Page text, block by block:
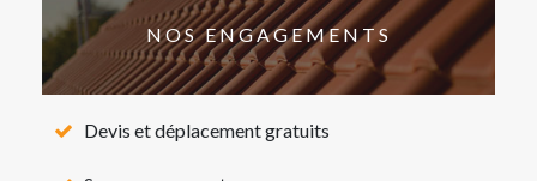
NOS ENGAGEMENTS
Devis et déplacement gratuits